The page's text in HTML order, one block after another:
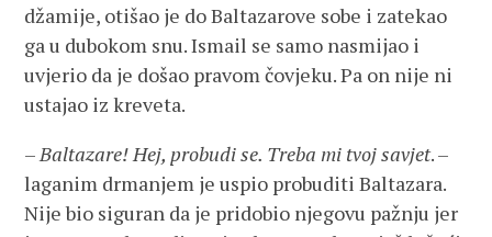
džamije, otišao je do Baltazarove sobe i zatekao
ga u dubokom snu. Ismail se samo nasmijao i
uvjerio da je došao pravom čovjeku. Pa on nije ni
ustajao iz kreveta.
–Baltazare! Hej, probudi se. Treba mi tvoj savjet. –
laganim drmanjem je uspio probuditi Baltazara.
Nije bio siguran da je pridobio njegovu pažnju jer